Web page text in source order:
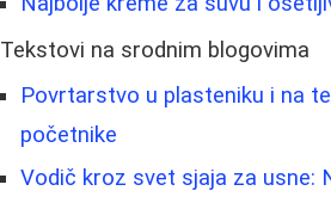
Tekstovi na srodnim blogovima
Povrtarstvo u plasteniku i na
početnike
Vodič kroz svet sjaja za usne: